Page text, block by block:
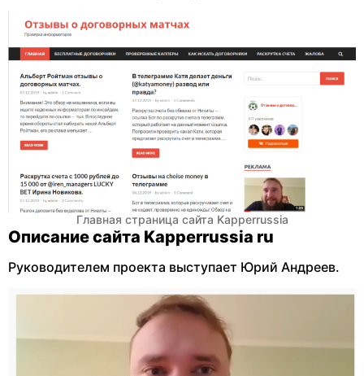
Главная страница сайта Kapperrussia
Описание сайта Kapperrussia ru
Руководителем проекта выступает Юрий Андреев.